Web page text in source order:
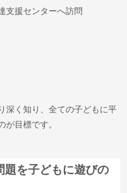
支援センターへ訪問
深く知り、全ての子どもに平
が目標です。
題を子どもに遊びの